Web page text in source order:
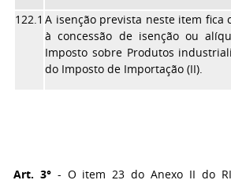
122.1 A isenção prevista neste item fica
à concessão de isenção ou
Imposto sobre Produtos
do Imposto de Importação (II).
Art. 3°- O item 23 do Anexo II do